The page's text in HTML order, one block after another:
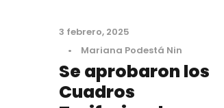
3 febrero, 2025
•
Mariana Podestá Nin
Se aprobaron los
Cuadros